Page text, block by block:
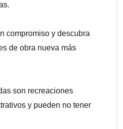
compromiso y descubra
de obra nueva más
son recreaciones
y pueden no tener